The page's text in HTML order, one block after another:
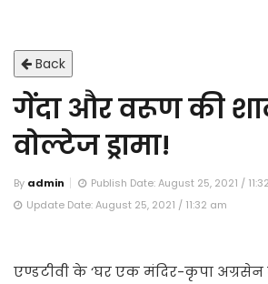
Back
गेंदा और वरूण की
वोल्टेज ड्रामा!
By admin
Publish Date: August 25, 2021 /
Update Date: August 25, 2021 / 11:32 am
एण्डटीवी के ‘घर एक मंदिर-कृपा अग्रसेन